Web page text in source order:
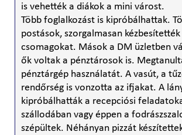
is vehették a diákok a mini várost.
Több foglalkozást is kipróbálhattak.
postások, szorgalmasan
csomagokat. Mások a DM üzletben
ők voltak a pénztárosok is.
pénztárgép használatát. A vasút, a
rendőrség is vonzotta az ifjakat. A
kipróbálhatták a recepciósi
szállodában vagy éppen a
szépültek. Néhányan pizzát